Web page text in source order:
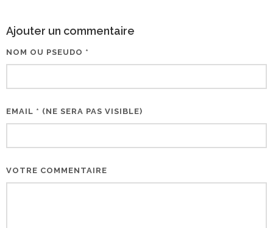
Ajouter un commentaire
NOM OU PSEUDO *
EMAIL * (NE SERA PAS VISIBLE)
VOTRE COMMENTAIRE